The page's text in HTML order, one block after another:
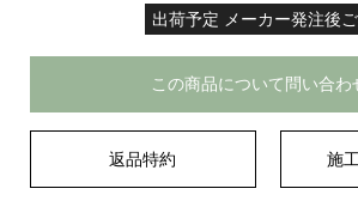
出荷予定 メーカー発注後
この商品について問い合わ
返品特約 施